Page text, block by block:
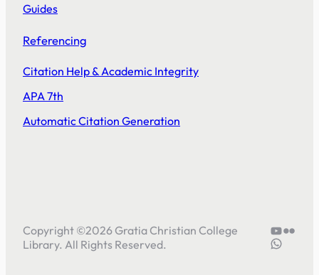
Guides
Referencing
Citation Help & Academic Integrity
APA 7th
Automatic Citation Generation
Copyright ©2026 Gratia Christian College
Library. All Rights Reserved.
YouTube
Flickr